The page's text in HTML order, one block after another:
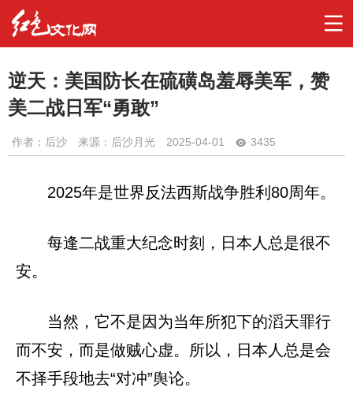
逆天：美国防长在硫磺岛羞辱美军，赞
美二战日军“勇敢”
作者： 后沙 来源：后沙月光 2025-04-01 3435
2025年是世界反法西斯战争胜利80周年。
每逢二战重大纪念时刻，日本人总是很不
安。
当然，它不是因为当年所犯下的滔天罪行
而不安，而是做贼心虚。所以，日本人总是会
不择手段地去“对冲”舆论。